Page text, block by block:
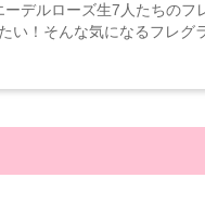
デルローズ生7人たちの
！そんな気になるフレグ